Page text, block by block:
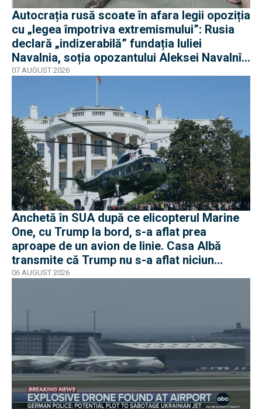
Autocrația rusă scoate în afara legii opoziția
cu „legea împotriva extremismului”: Rusia
declară „indizerabilă” fundația Iuliei
Navalnia, soția opozantului Aleksei Navalnîi,
ucis în închisorile siberiene
07 AUGUST 2026
Anchetă în SUA după ce elicopterul Marine
One, cu Trump la bord, s-a aflat prea
aproape de un avion de linie. Casa Albă
transmite că Trump nu s-a aflat niciun
moment în pericol
06 AUGUST 2026